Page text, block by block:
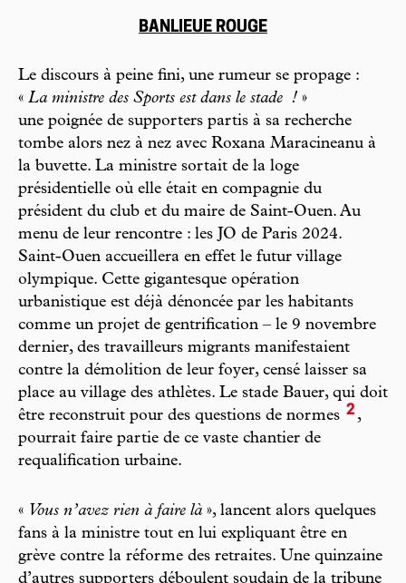
BANLIEUE ROUGE
Le discours à peine fini, une rumeur se propage :
« La ministre des Sports est dans le stade ! »
une poignée de supporters partis à sa recherche
tombe alors nez à nez avec Roxana Maracineanu à
la buvette. La ministre sortait de la loge
présidentielle où elle était en compagnie du
président du club et du maire de Saint-Ouen. Au
menu de leur rencontre : les JO de Paris 2024.
Saint-Ouen accueillera en effet le futur village
olympique. Cette gigantesque opération
urbanistique est déjà dénoncée par les habitants
comme un projet de gentrification – le 9 novembre
dernier, des travailleurs migrants manifestaient
contre la démolition de leur foyer, censé laisser sa
place au village des athlètes. Le stade Bauer, qui doit
être reconstruit pour des questions de normes 2 ,
pourrait faire partie de ce vaste chantier de
requalification urbaine.
« Vous n’avez rien à faire là », lancent alors quelques
fans à la ministre tout en lui expliquant être en
grève contre la réforme des retraites. Une quinzaine
d’autres supporters déboulent soudain de la tribune